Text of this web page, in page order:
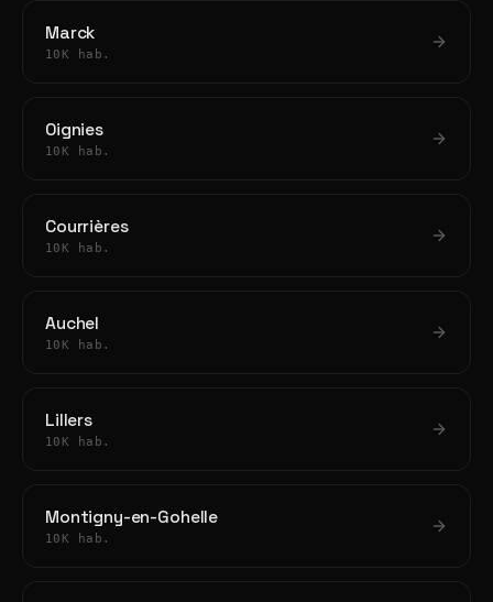
Marck
10K hab.
Oignies
10K hab.
Courrières
10K hab.
Auchel
10K hab.
Lillers
10K hab.
Montigny-en-Gohelle
10K hab.